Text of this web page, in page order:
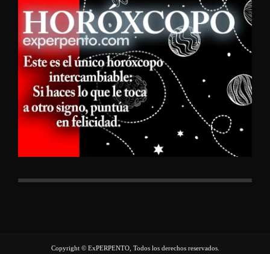
Copyright © ExPERPENTO, Todos los derechos reservados.